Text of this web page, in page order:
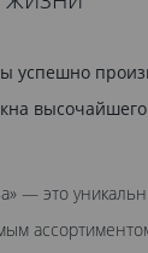
успешно
высочайшего
— это